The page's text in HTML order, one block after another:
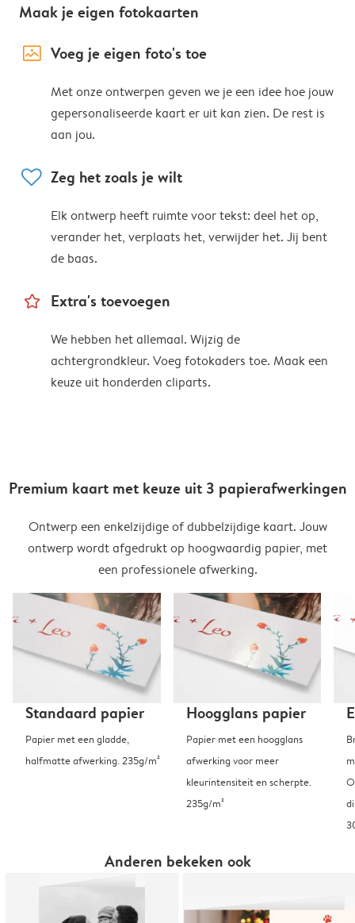
Maak je eigen fotokaarten
image_placeholder Voeg je eigen foto's toe
Met onze ontwerpen geven we je een idee hoe jouw
gepersonaliseerde kaart er uit kan zien. De rest is
aan jou.
heart Zeg het zoals je wilt
Elk ontwerp heeft ruimte voor tekst: deel het op,
verander het, verplaats het, verwijder het. Jij bent
de baas.
star_outline Extra's toevoegen
We hebben het allemaal. Wijzig de
achtergrondkleur. Voeg fotokaders toe. Maak een
keuze uit honderden cliparts.
Premium kaart met keuze uit 3 papierafwerkingen
Ontwerp een enkelzijdige of dubbelzijdige kaart. Jouw
ontwerp wordt afgedrukt op hoogwaardig papier, met
een professionele afwerking.
Standaard papier
Papier met een gladde,
halfmatte afwerking. 235g/m²
Hoogglans papier
Papier met een hoogglans
afwerking voor meer
kleurintensiteit en scherpte.
235g/m²
Anderen bekeken ook